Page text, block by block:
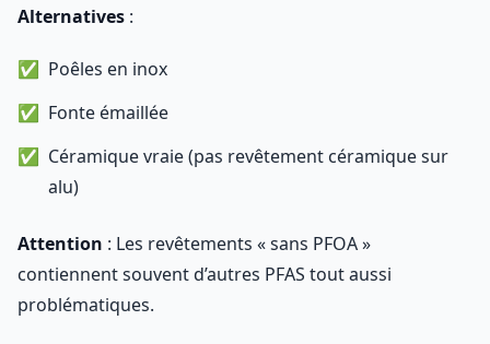
Alternatives :
Poêles en inox
Fonte émaillée
Céramique vraie (pas revêtement céramique sur
alu)
Attention : Les revêtements « sans PFOA »
contiennent souvent d’autres PFAS tout aussi
problématiques.